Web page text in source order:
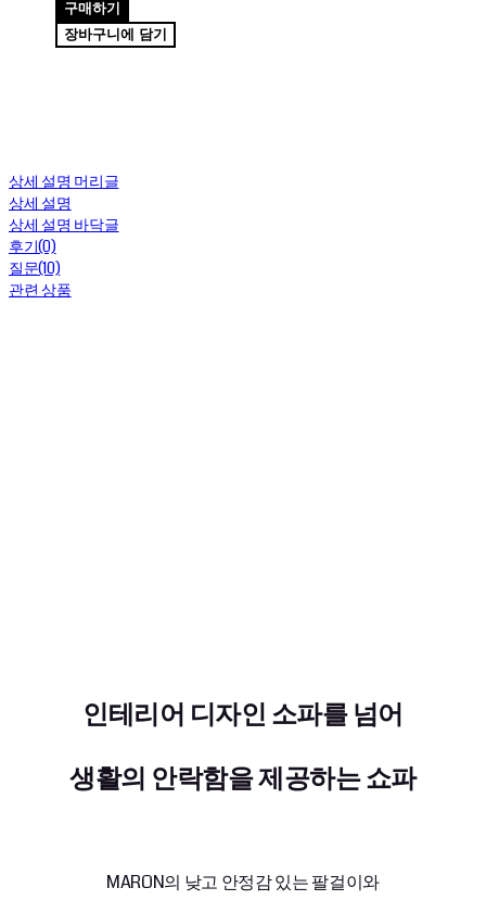
구매하기
장바구니에 담기
상세 설명 머리글
상세 설명
상세 설명 바닥글
후기(0)
질문(10)
관련 상품
인테리어 디자인 소파를 넘어
생활의 안락함을 제공하는 쇼파
MARON의 낮고 안정감 있는 팔걸이와